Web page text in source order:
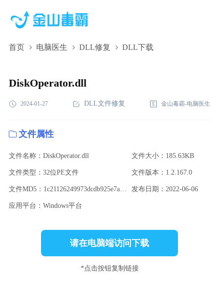
首页 电脑医生 DLL修复 DLL下载
DiskOperator.dll,DiskOperator.dll下载,DiskOperator.dll修复
DiskOperator.dll
2024-01-27 DLL文件修复 金山毒霸-电脑医生
文件属性
文件名称：DiskOperator.dll 文件大小：185.63KB
文件类型：32位PE文件 文件版本：1.2.167.0
文件MD5：1c21126249973dcdb925e7a3300cb2cc 发布日期：2022-06-06
应用平台：Windows平台
请在电脑端访问下载
*点击按钮复制链接